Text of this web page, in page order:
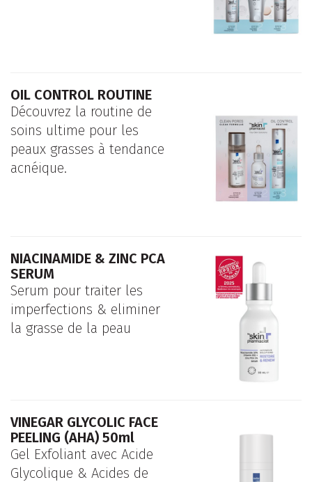
OIL CONTROL ROUTINE
Découvrez la routine de
soins ultime pour les
peaux grasses à tendance
acnéique.
NIACINAMIDE & ZINC PCA
SERUM
Serum pour traiter les
imperfections & eliminer
la grasse de la peau
VINEGAR GLYCOLIC FACE
PEELING (ΑΗΑ) 50ml
Gel Exfoliant avec Acide
Glycolique & Acides de